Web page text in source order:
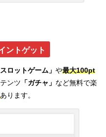
ントゲット
スロットゲーム」 や最大100pt
ンツ 「ガチャ」 など無料で楽
あります。